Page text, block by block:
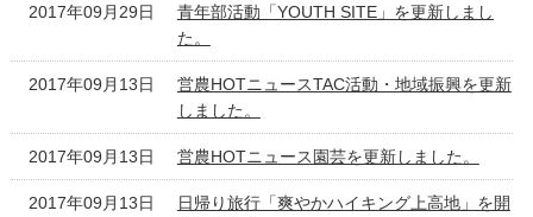
2017年09月29日
青年部活動「YOUTH SITE」を更新しまし
た。
2017年09月13日
営農HOTニュースTAC活動・地域振興を更新
しました。
2017年09月13日 営農HOTニュース園芸を更新しました。
2017年09月13日
日帰り旅行「爽やかハイキング上高地」を開